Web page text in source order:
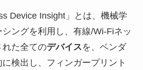
Device Insight」とは、機械学
ングを利用し、有線/Wi-Fiネッ
れた全てのデバイスを、ベンダ
検出し、フィンガープリント